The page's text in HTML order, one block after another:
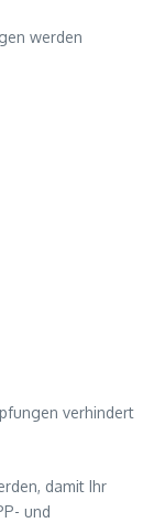
werden
verhindert
damit Ihr
und